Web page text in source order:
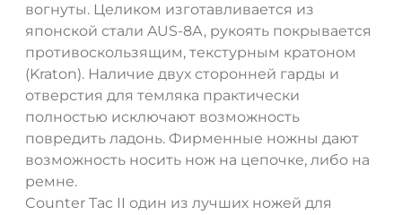
вогнуты. Целиком изготавливается из
японской стали AUS-8А, рукоять покрывается
противоскользящим, текстурным кратоном
(Kraton). Наличие двух сторонней гарды и
отверстия для темляка практически
полностью исключают возможность
повредить ладонь. Фирменные ножны дают
возможность носить нож на цепочке, либо на
ремне.
Counter Tac II один из лучших ножей для